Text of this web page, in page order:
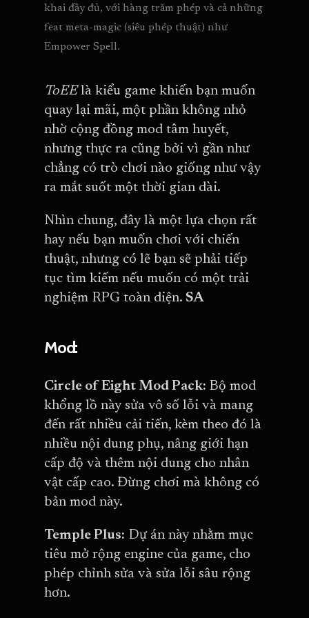
khai đầy đủ, với hàng trăm phép và cả những
feat meta-magic (siêu phép thuật) như
Empower Spell.
ToEElà kiểu game khiến bạn muốn
quay lại mãi, một phần không nhỏ
nhờ cộng đồng mod tâm huyết,
nhưng thực ra cũng bởi vì gần như
chẳng có trò chơi nào giống như vậy
ra mắt suốt một thời gian dài.
Nhìn chung, đây là một lựa chọn rất
hay nếu bạn muốn chơi với chiến
thuật, nhưng có lẽ bạn sẽ phải tiếp
tục tìm kiếm nếu muốn có một trải
nghiệm RPG toàn diện. SA
Mod:
Circle of Eight Mod Pack: Bộ mod
khổng lồ này sửa vô số lỗi và mang
đến rất nhiều cải tiến, kèm theo đó là
nhiều nội dung phụ, nâng giới hạn
cấp độ và thêm nội dung cho nhân
vật cấp cao. Đừng chơi mà không có
bản mod này.
Temple Plus: Dự án này nhằm mục
tiêu mở rộng engine của game, cho
phép chỉnh sửa và sửa lỗi sâu rộng
hơn.